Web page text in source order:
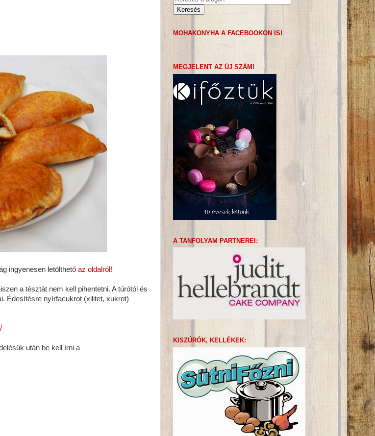
ingyenesen letölthető az oldalról!
a tésztát nem kell pihentetni. A túrótól és
Édesítésre nyírfacukrot (xilitet, xukrot)
után be kell írni a
MOHAKONYHA A FACEBOOKON IS!
MEGJELENT AZ ÚJ SZÁM!
A TANFOLYAM PARTNEREI:
KISZÚRÓK, KELLÉKEK: